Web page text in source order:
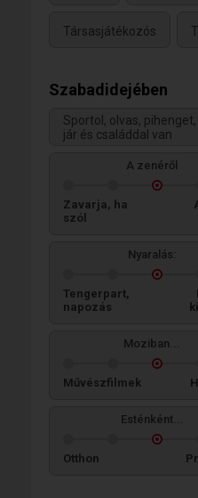
Társasjátékozós
Szabadidejében
Sportol, olvas,
jár és családdal van
A zenéről
Zavarja, ha
szól
Nyaralás:
Tengerpart,
napozás
Moziban...
Művészfilmek
Esténként...
Otthon